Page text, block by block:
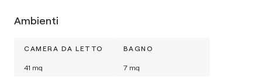
Ambienti
CAMERA DA LETTO
41 mq
BAGNO
7mq